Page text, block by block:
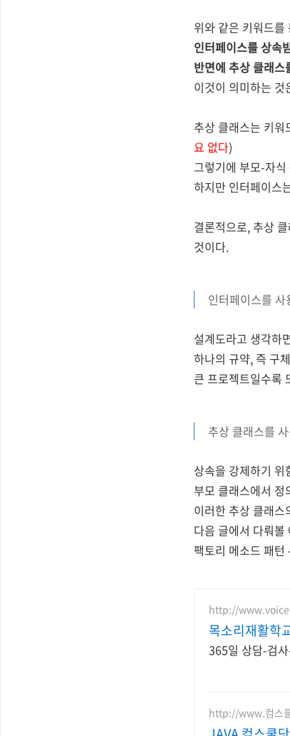
위와 같은 키워드
인터페이스를 상속
반면에 추상 클래
이것이 의미하는 것
추상 클래스는 키워
요 없다)
그렇기에 부모-자
하지만 인터페이스
결론적으로, 추상
것이다.
인터페이스를
설계도라고 생각하
하나의 규약, 즉 구
큰 프로젝트일수록
추상 클래스를
상속을 강제하기 위
부모 클래스에서
이러한 추상 클래
다음 글에서 다뤄
팩토리 메소드 패턴
http://
목소리재활학
365일 상담-검
http://www.컴스